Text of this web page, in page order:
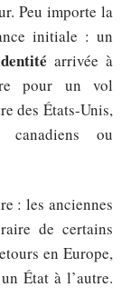
Peu importe la
initiale : un
arrivée à
pour un vol
des États-Unis,
canadiens ou
: les anciennes
de certains
en Europe,
État à l’autre.